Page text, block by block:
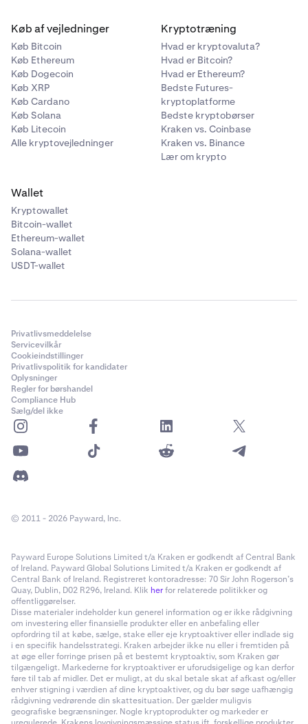
Køb af vejledninger
Køb Bitcoin
Køb Ethereum
Køb Dogecoin
Køb XRP
Køb Cardano
Køb Solana
Køb Litecoin
Alle kryptovejledninger
Kryptotræning
Hvad er kryptovaluta?
Hvad er Bitcoin?
Hvad er Ethereum?
Bedste Futures-
kryptoplatforme
Bedste kryptobørser
Kraken vs. Coinbase
Kraken vs. Binance
Lær om krypto
Wallet
Kryptowallet
Bitcoin-wallet
Ethereum-wallet
Solana-wallet
USDT-wallet
Privatlivsmeddelelse
Servicevilkår
Cookieindstillinger
Privatlivspolitik for kandidater
Oplysninger
Regler for børshandel
Compliance Hub
Sælg/del ikke
© 2011 - 2026 Payward, Inc.
Payward Europe Solutions Limited t/a Kraken er godkendt af Central Bank
of Ireland. Payward Global Solutions Limited t/a Kraken er godkendt af
Central Bank of Ireland. Registreret kontoradresse: 70 Sir John Rogerson’s
Quay, Dublin, D02 R296, Ireland. Klik herfor relaterede politikker og
offentliggørelser.
Disse materialer indeholder kun generel information og er ikke rådgivning
om investering eller finansielle produkter eller en anbefaling eller
opfordring til at købe, sælge, stake eller eje kryptoaktiver eller indlade sig
i en specifik handelsstrategi. Kraken arbejder ikke nu eller i fremtiden på
at øge eller forringe prisen på et bestemt kryptoaktiv, som Kraken gør
tilgængeligt. Markederne for kryptoaktiver er uforudsigelige og kan derfor
føre til tab af midler. Det er muligt, at du skal betale skat af afkast og/eller
enhver stigning i værdien af dine kryptoaktiver, og du bør søge uafhængig
rådgivning vedrørende din skattesituation. Der gælder muligvis
geografiske begrænsninger. Nogle kryptoprodukter og markeder er